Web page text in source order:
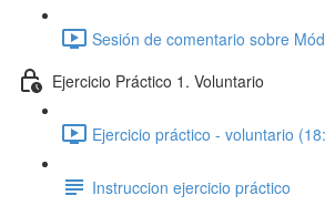
Sesión de comentario sobre
Ejercicio Práctico 1. Voluntario
Ejercicio práctico - voluntario
Instruccion ejercicio práctico